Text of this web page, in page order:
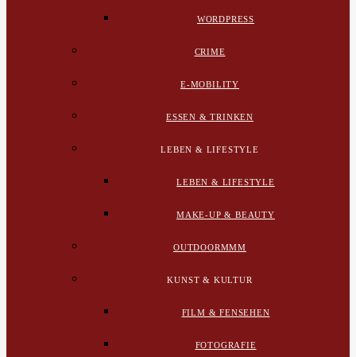
WORDPRESS
CRIME
E-MOBILITY
ESSEN & TRINKEN
LEBEN & LIFESTYLE
LEBEN & LIFESTYLE
MAKE-UP & BEAUTY
OUTDOORMMM
KUNST & KULTUR
FILM & FENSEHEN
FOTOGRAFIE